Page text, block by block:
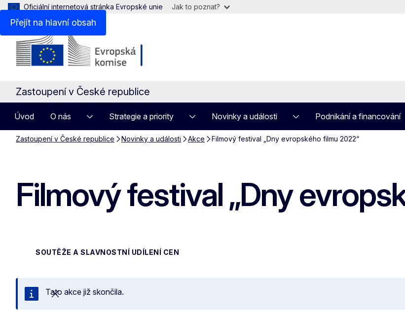
Přejít na hlavní obsah
Oficiální internetová stránka Evropské unie Jak to poznat?
Zastoupení v České republice
Úvod O nás Strategie a priority Novinky a události Podnikání a financování
Zastoupení v České republice Novinky a události Akce Filmový festival „Dny evropského filmu 2022“
Filmový festival „Dny
SOUTĚŽE A SLAVNOSTNÍ UDÍLENÍ CEN
Zavřít
Tato akce již skončila.